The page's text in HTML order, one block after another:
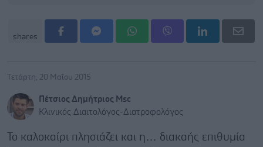
shares
Τετάρτη, 20 Μαΐου 2015
Πέτσιος Δημήτριος Msc
Κλινικός Διαιτολόγος-Διατροφολόγος
Το καλοκαίρι πλησιάζει και η… διακαής επιθυμία